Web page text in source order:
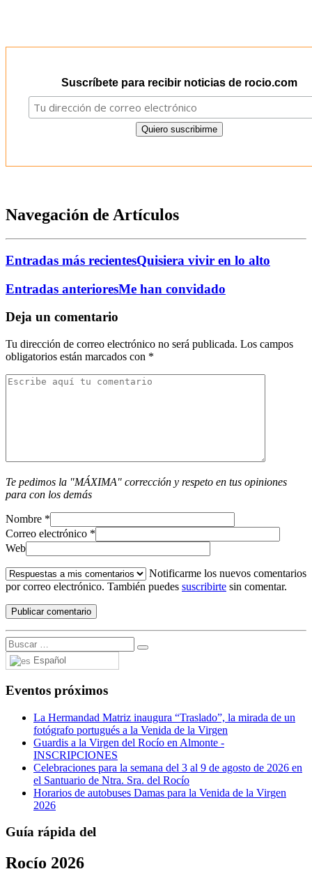
Suscríbete para recibir noticias de rocio.com
Navegación de Artículos
Entradas más recientesQuisiera vivir en lo alto
Entradas anterioresMe han convidado
Deja un comentario
Tu dirección de correo electrónico no será publicada. Los campos
obligatorios están marcados con *
Te pedimos la "MÁXIMA" corrección y respeto en tus opiniones
para con los demás
Nombre *
Correo electrónico *
Web
Notificarme los nuevos comentarios
por correo electrónico. También puedes suscribirte sin comentar.
Español
Eventos próximos
La Hermandad Matriz inaugura “Traslado”, la mirada de un
fotógrafo portugués a la Venida de la Virgen
Guardis a la Virgen del Rocío en Almonte -
INSCRIPCIONES
Celebraciones para la semana del 3 al 9 de agosto de 2026 en
el Santuario de Ntra. Sra. del Rocío
Horarios de autobuses Damas para la Venida de la Virgen
2026
Guía rápida del
Rocío 2026